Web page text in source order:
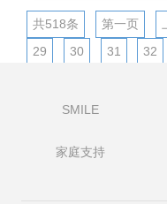
共518条 第一页
29
30 31 32
SMILE
家庭支持